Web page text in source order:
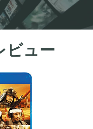
ビュー